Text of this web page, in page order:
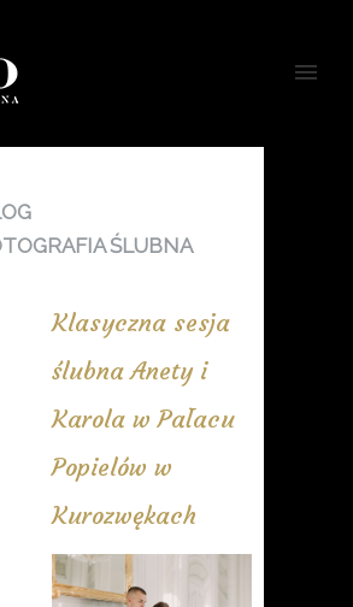
ŚLUBNA
Klasyczna sesja
ślubna Anety i
Karola w Pałacu
Popielów w
Kurozwękach